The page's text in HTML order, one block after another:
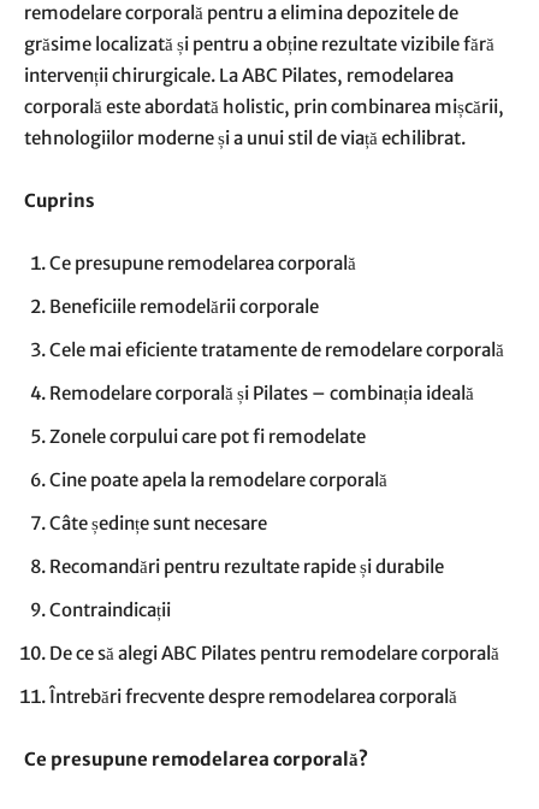
remodelare corporală pentru a elimina depozitele de
grăsime localizată și pentru a obține rezultate vizibile fără
intervenții chirurgicale. La ABC Pilates, remodelarea
corporală este abordată holistic, prin combinarea mișcării,
tehnologiilor moderne și a unui stil de viață echilibrat.
Cuprins
Ce presupune remodelarea corporală
Beneficiile remodelării corporale
Cele mai eficiente tratamente de remodelare corporală
Remodelare corporală și Pilates – combinația ideală
Zonele corpului care pot fi remodelate
Cine poate apela la remodelare corporală
Câte ședințe sunt necesare
Recomandări pentru rezultate rapide și durabile
Contraindicații
De ce să alegi ABC Pilates pentru remodelare corporală
Întrebări frecvente despre remodelarea corporală
Ce presupune remodelarea corporală?